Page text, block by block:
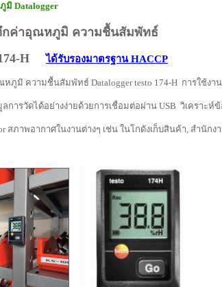
มิ Datalogger
กค่าอุณหภูมิ ความชื้นสัมพัทธ์
H
ได้รับรองมาตรฐาน HACCP
ภูมิ ความชื้นสัมพัทธ์ Datalogger testo 174-H การใช้งาน
การวัดได้อย่างง่ายด้วยการเชื่อมต่อผ่าน USB วิเคราะห์ข้
สภาพอากาศในงานต่างๆ เช่น ในโกดังเก็บสินค้า, สำนัก